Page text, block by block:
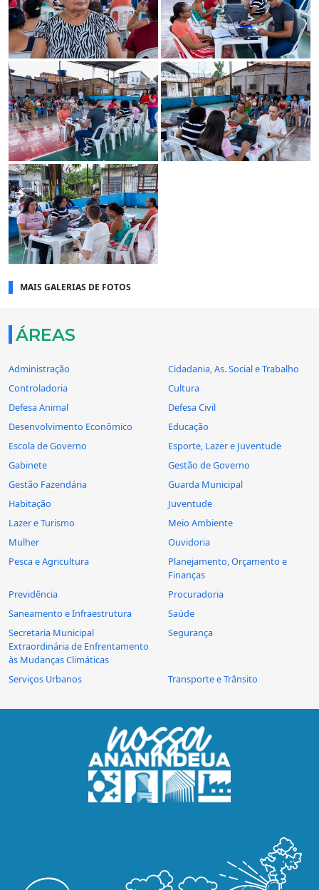
MAIS GALERIAS DE FOTOS
ÁREAS
Administração
Cidadania, As. Social e Trabalho
Controladoria
Cultura
Defesa Animal
Defesa Civil
Desenvolvimento Econômico
Educação
Escola de Governo
Esporte, Lazer e Juventude
Gabinete
Gestão de Governo
Gestão Fazendária
Guarda Municipal
Habitação
Juventude
Lazer e Turismo
Meio Ambiente
Mulher
Ouvidoria
Pesca e Agricultura
Planejamento, Orçamento e
Finanças
Previdência
Procuradoria
Saneamento e Infraestrutura
Saúde
Secretaria Municipal
Extraordinária de Enfrentamento
às Mudanças Climáticas
Segurança
Serviços Urbanos Transporte e Trânsito